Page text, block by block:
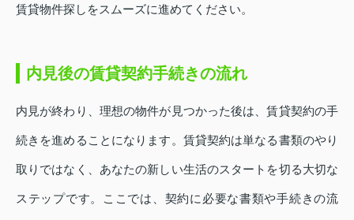
賃貸物件探しをスムーズに進めてください。
内見後の賃貸契約手続きの流れ
内見が終わり、理想の物件が見つかった後は、賃貸契約の手
続きを進めることになります。賃貸契約は単なる書類のやり
取りではなく、あなたの新しい生活のスタートを切る大切な
ステップです。ここでは、契約に必要な書類や手続きの流